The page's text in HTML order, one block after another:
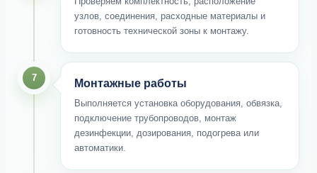
узлов, соединения, расходные материалы и
готовность технической зоны к монтажу.
7 Монтажные работы
Выполняется установка оборудования, обвязка,
подключение трубопроводов, монтаж
дезинфекции, дозирования, подогрева или
автоматики.